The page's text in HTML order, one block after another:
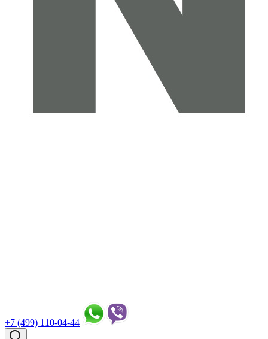
+7 (499) 110-04-44